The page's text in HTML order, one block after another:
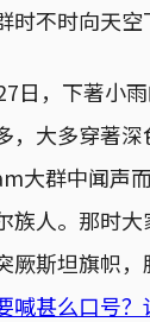
时不时向天空
日，下著小
，大多穿著
大群中闻声
族人。那时
厥斯坦旗帜
喊甚么口号